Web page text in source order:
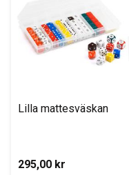
Lilla mattesväskan
295,00 kr